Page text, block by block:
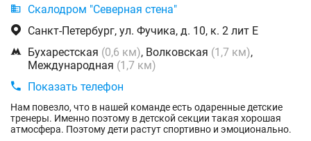
 Скалодром "Северная стена"
 Санкт-Петербург, ул. Фучика, д. 10, к. 2 лит Е
 Бухарестская (0,6 км), Волковская (1,7 км),
Международная (1,7 км)
 Показать телефон
Нам повезло, что в нашей команде есть одаренные детские
тренеры. Именно поэтому в детской секции такая хорошая
атмосфера. Поэтому дети растут спортивно и эмоционально.